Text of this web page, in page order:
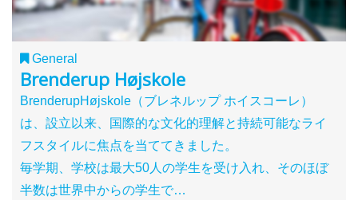
General
Brenderup Højskole
BrenderupHøjskole（ブレネルップ ホイスコーレ）
は、設立以来、国際的な文化的理解と持続可能なライ
フスタイルに焦点を当ててきました。
毎学期、学校は最大50人の学生を受け入れ、そのほぼ
半数は世界中からの学生で…